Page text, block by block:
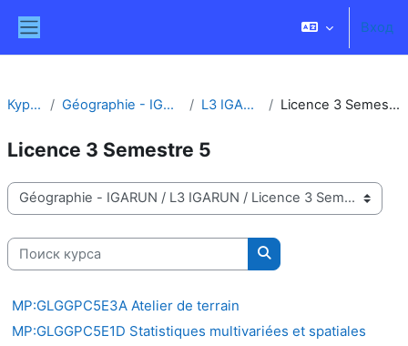
Вход
Курсы Géographie - IGARUN L3 IGARUN Licence 3 Semestre 5
Licence 3 Semestre 5
Категории курсов
Поиск курса
Поиск курса
MP:GLGGPC5E3A Atelier de terrain
MP:GLGGPC5E1D Statistiques multivariées et spatiales